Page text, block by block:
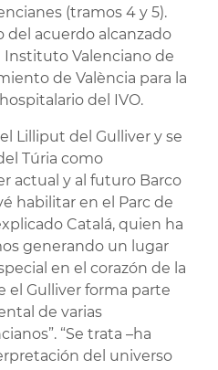
(tramos 4 y 5).
del acuerdo alcanzado
Valenciano de
de València para la
del IVO.
Lilliput del Gulliver y se
Túria como
actual y al futuro Barco
habilitar en el Parc de
Catalá, quien ha
generando un lugar
en el corazón de la
el Gulliver forma parte
de varias
“Se trata –ha
del universo